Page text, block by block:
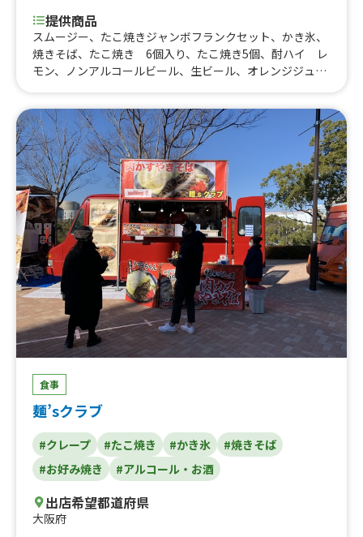
提供商品
スムージー、たこ焼きジャンボフランクセット、かき氷、
焼きそば、たこ焼き 6個入り、たこ焼き5個、酎ハイ レ
モン、ノンアルコールビール、生ビール、オレンジジュー
入り
食事
麺’sクラブ
#クレープ #たこ焼き #かき氷
#焼きそば
#お好み焼き
#アルコール・お酒
出店希望都道府県
大阪府